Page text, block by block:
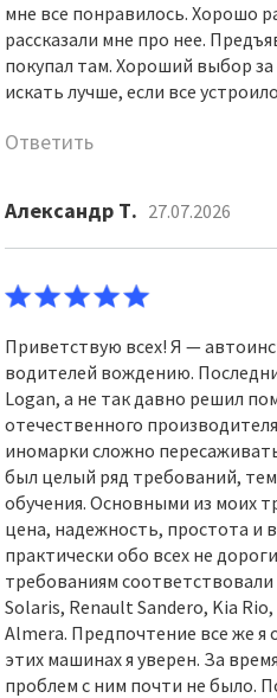
мне все понравилось. Хорошо
рассказали мне про нее.
покупал там. Хороший выбор
искать лучше, если все
Ответить
Александр Т. 27.07.2026
Приветствую всех! Я —
водителей вождению.
Logan, а не так давно решил
отечественного
иномарки сложно
был целый ряд требований,
обучения. Основными из моих
цена, надежность, простота и
практически обо всех не
требованиям
Solaris, Renault Sandero, Kia
Almera. Предпочтение все же я
этих машинах я уверен. За
проблем с ним почти не было.